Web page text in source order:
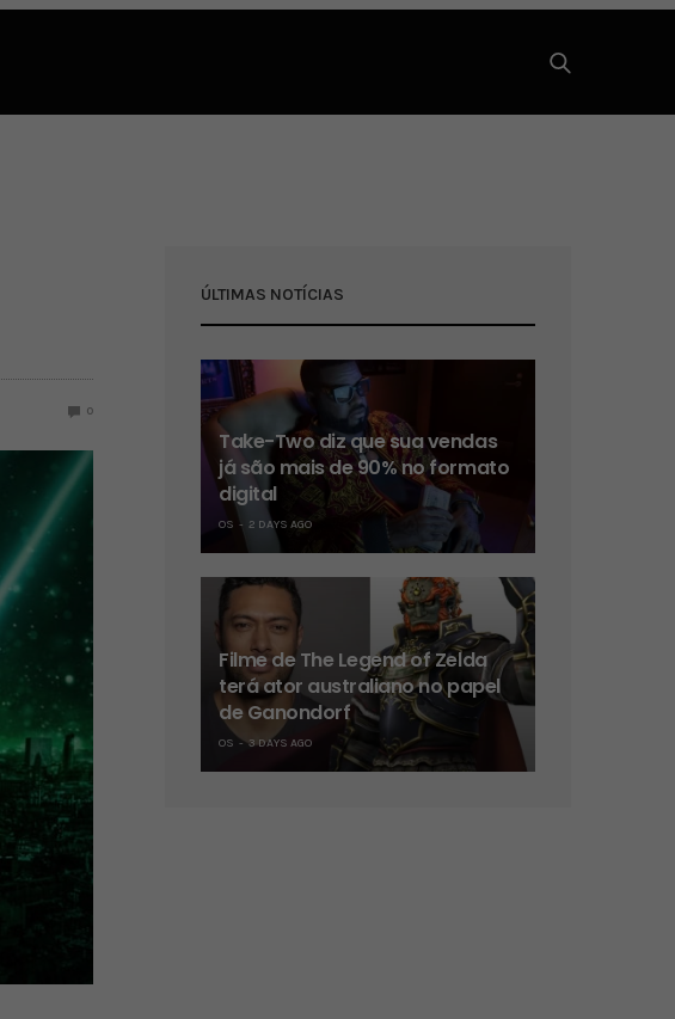
0
ÚLTIMAS NOTÍCIAS
Take-Two diz que sua vendas
já são mais de 90% no formato
digital
OS 2 DAYS AGO
Filme de The Legend of Zelda
terá ator australiano no papel
de Ganondorf
OS 3 DAYS AGO